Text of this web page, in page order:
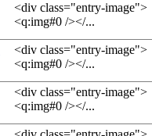
<div class="entry-image">
<q:img#0 /></...
<div class="entry-image">
<q:img#0 /></...
<div class="entry-image">
<q:img#0 /></...